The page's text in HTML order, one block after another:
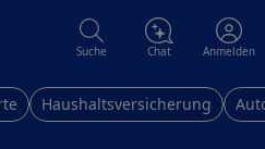
Suche Chat Anmelden
Haushaltsversicherung